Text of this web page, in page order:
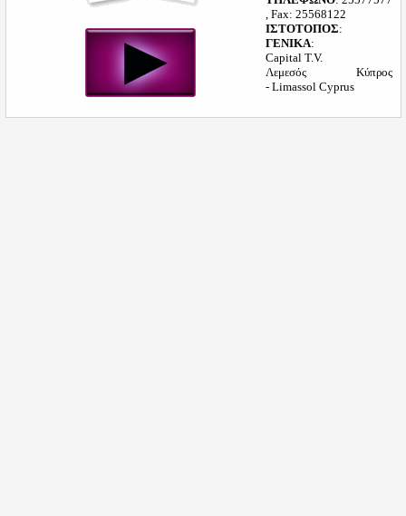
, Fax: 25568122
ΙΣΤΟΤΟΠΟΣ:
ΓΕΝΙΚΑ:
Capital T.V.
Λεμεσός Κύπρος
- Limassol Cyprus